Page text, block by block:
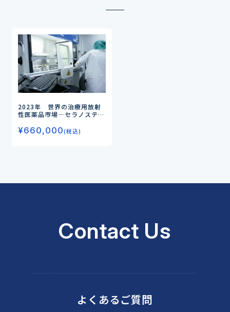
2023年 世界の治療用放射
性医薬品市場―セラノスティ
性医薬品の現状と今後の市場
¥660,000(税込)
Contact Us
よくあるご質問